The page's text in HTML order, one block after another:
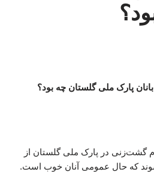
پارک ملی گلستان چه بود؟
گشت‌زنی در پارک ملی گلستان از
که حال عمومی آنان خوب است.